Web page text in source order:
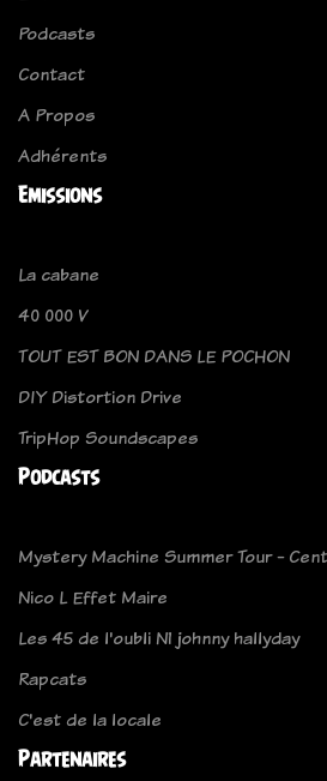
Podcasts
Contact
A Propos
Adhérents
Emissions
La cabane
40 000 V
TOUT EST BON DANS LE POCHON
DIY Distortion Drive
TripHop Soundscapes
Podcasts
Mystery Machine Summer Tour -
Nico L Effet Maire
Les 45 de l'oubli N1 johnny hallyday
Rapcats
C'est de la locale
Partenaires